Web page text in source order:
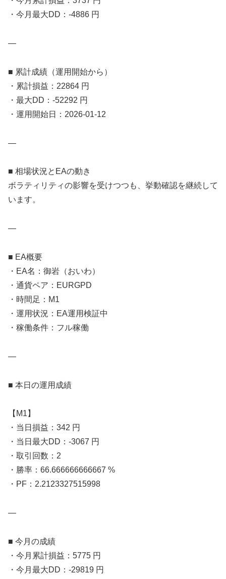
・今月最大DD：-4886 円
—
■ 累計成績（運用開始から）
・累計損益：22864 円
・最大DD：-52292 円
・運用開始日：2026-01-12
—
■ 相場状況とEAの動き
ボラティリティの影響を受けつつも、挙動確認を継続して
います。
—
■ EA概要
・EA名：御岩（おいわ）
・通貨ペア：EURGPD
・時間足：M1
・運用状況：EA運用検証中
・稼働条件：フル稼働
—
■ 本日の運用成績
【M1】
・当日損益：342 円
・当日最大DD：-3067 円
・取引回数：2
・勝率：66.666666666667 %
・PF：2.2123327515998
—
■ 今月の成績
・今月累計損益：5775 円
・今月最大DD：-29819 円